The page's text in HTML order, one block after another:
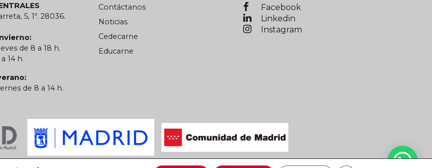
5, 1º. 28036.
de 8 a 18 h.
14 h.
de 8 a 14 h.
Contáctanos
Noticias
Cedecarne
Educarne
Facebook
Linkedin
Instagram
Política de cookies CARNIMAD © 2019 Todos los derechos reservados